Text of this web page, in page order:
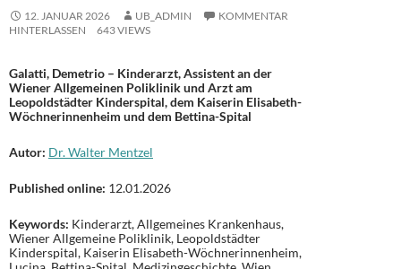
12. JANUAR 2026 UB_ADMIN
KOMMENTAR
HINTERLASSEN
643 VIEWS
Galatti, Demetrio – Kinderarzt, Assistent an der
Wiener Allgemeinen Poliklinik und Arzt am
Leopoldstädter Kinderspital, dem Kaiserin Elisabeth-
Wöchnerinnenheim und dem Bettina-Spital
Autor: Dr. Walter Mentzel
Published online: 12.01.2026
Keywords: Kinderarzt, Allgemeines Krankenhaus,
Wiener Allgemeine Poliklinik, Leopoldstädter
Kinderspital, Kaiserin Elisabeth-Wöchnerinnenheim,